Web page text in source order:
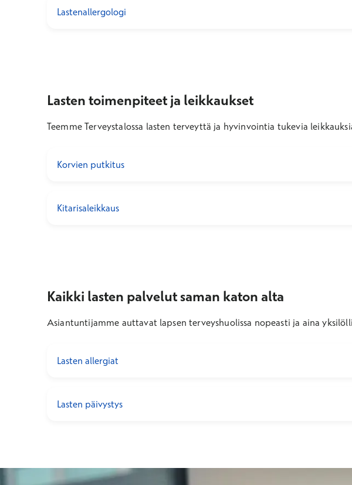
Lastenallergologi
Lasten toimenpiteet ja leikkaukset
Teemme Terveystalossa lasten terveyttä ja hyvinvointia tukevia
Korvien putkitus
Kitarisaleikkaus
Kaikki lasten palvelut saman katon alta
Asiantuntijamme auttavat lapsen terveyshuolissa nopeasti ja aina
Lasten allergiat
Lasten päivystys